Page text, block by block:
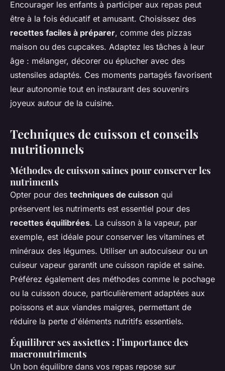
Encourager les enfants à participer aux repas peut
être à la fois éducatif et amusant. Choisissez des
recettes faciles à préparer, comme des pizzas
maison ou des cupcakes. Adaptez les tâches à leur
âge : mélanger, décorer ou éplucher avec des
ustensiles adaptés. Ces moments partagés favorisent
leur autonomie tout en instaurant des souvenirs
joyeux autour de la cuisine.
Techniques de cuisson et conseils
nutritionnels
Méthodes de cuisson saines pour conserver les
nutriments
Opter pour des techniques de cuisson qui
préservent les nutriments est essentiel pour des
recettes équilibrées. La cuisson à la vapeur, par
exemple, est idéale pour conserver les vitamines et
minéraux des légumes. Utiliser un autocuiseur ou un
cuiseur vapeur garantit une cuisson rapide et saine.
Préférez également des méthodes comme le pochage
ou la cuisson douce, particulièrement adaptées aux
poissons et aux viandes maigres, permettant de
réduire la perte d'éléments nutritifs essentiels.
Équilibrer ses assiettes : l'importance des
macronutriments
Un bon équilibre dans vos repas repose sur